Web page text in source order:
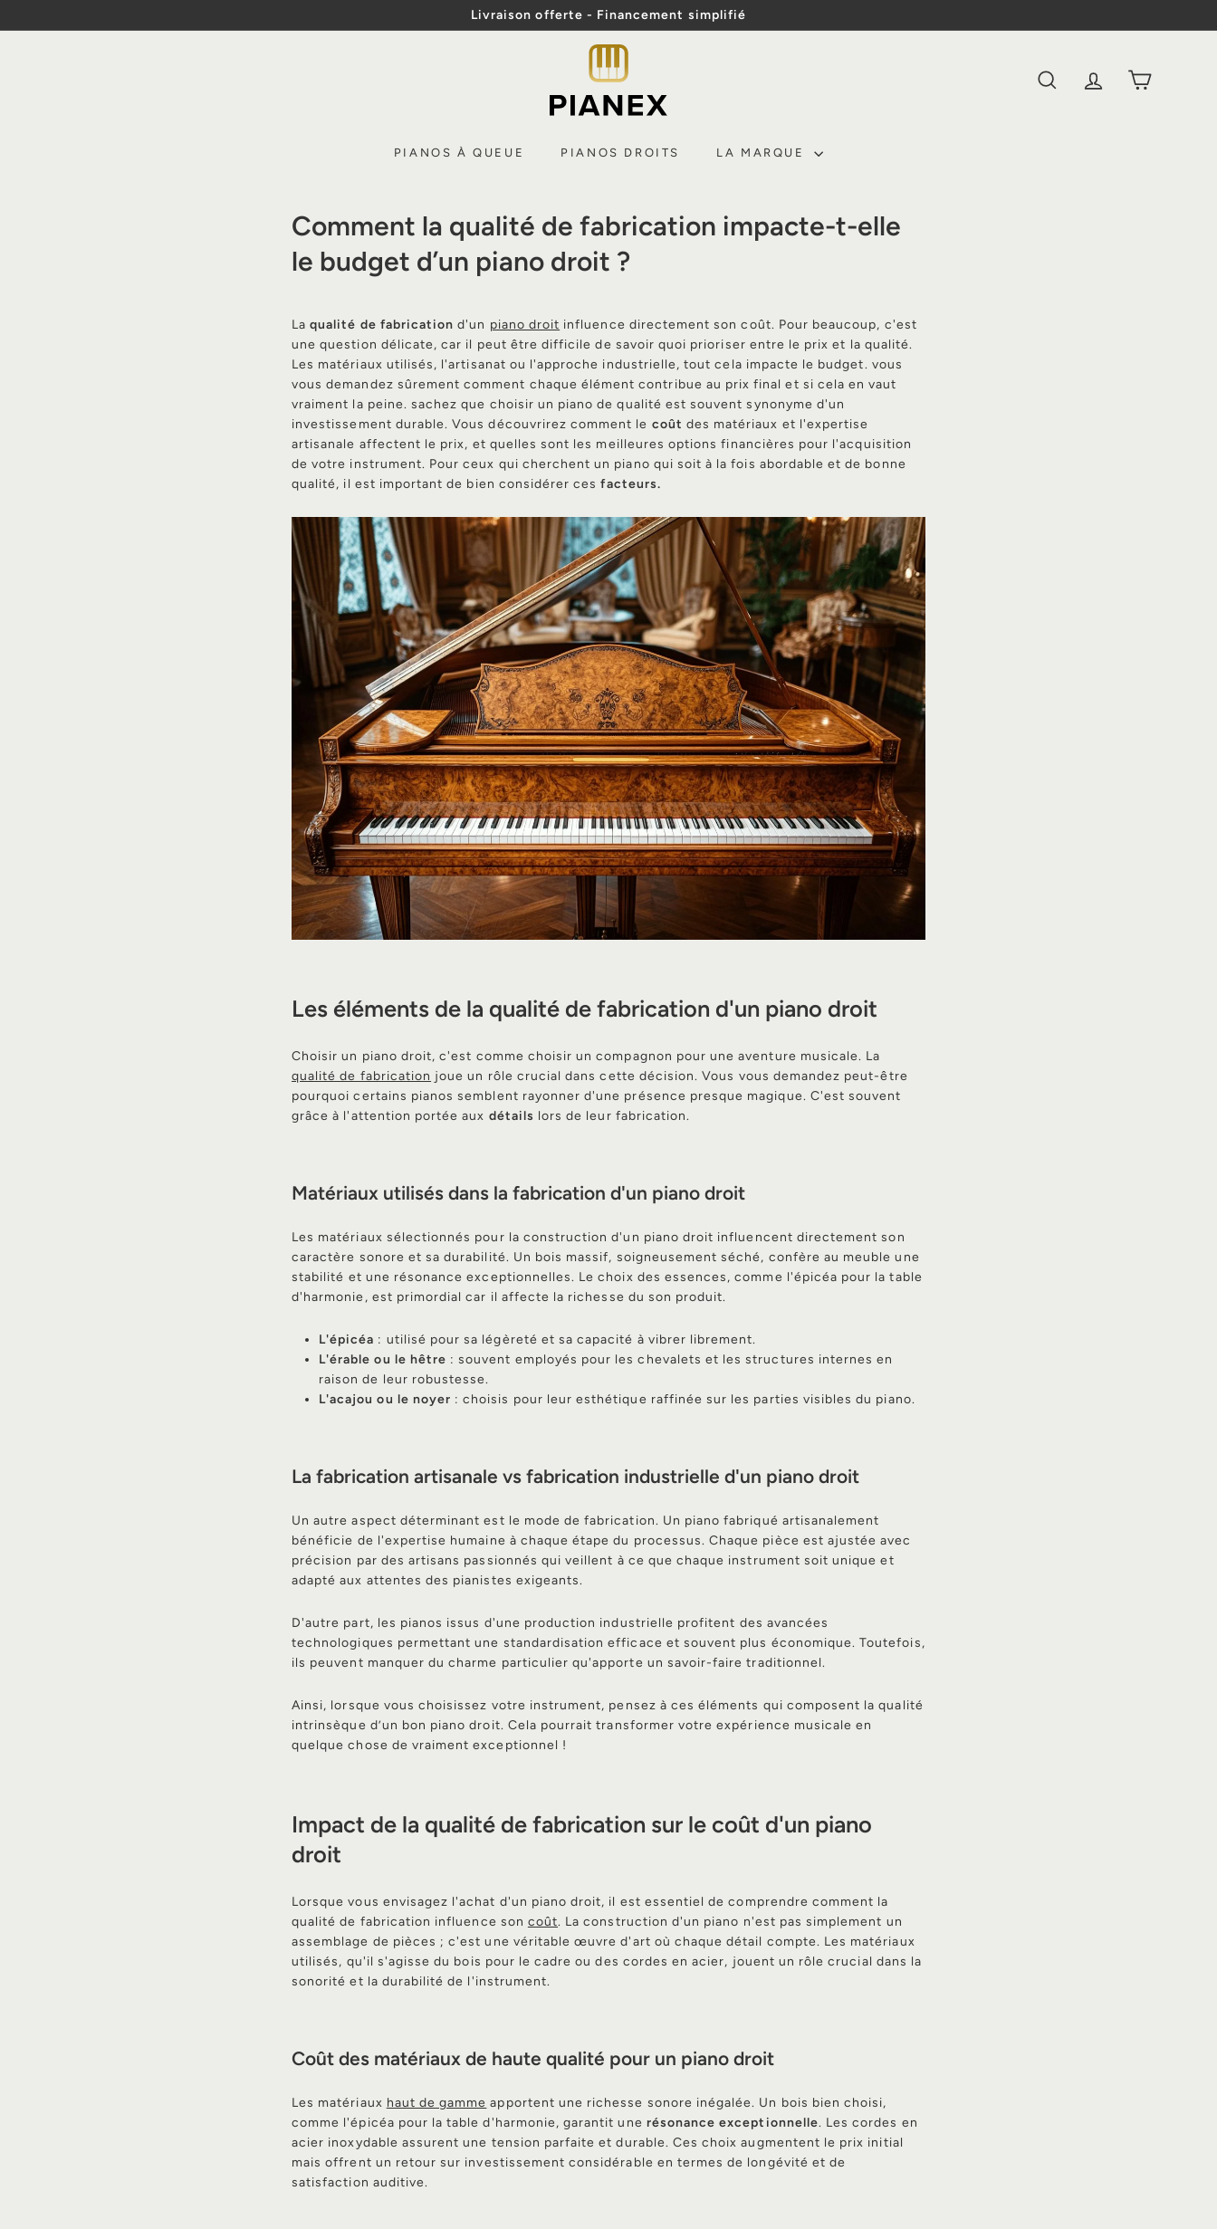
au
Diaporama
Pause
Livraison offerte - Financement simplifié
i
a
n
RECHERCHER
COMPTEPANIER
PIANOS À QUEUE PIANOS DROITS LA MARQUE
Comment la qualité de fabrication impacte-t-elle
le budget d’un piano droit ?
Laqualité de fabrication d'un piano droit influence directement son coût. Pour beaucoup, c'est
une question délicate, car il peut être difficile de savoir quoi prioriser entre le prix et la qualité.
Les matériaux utilisés, l'artisanat ou l'approche industrielle, tout cela impacte le budget. vous
vous demandez sûrement comment chaque élément contribue au prix final et si cela en vaut
vraiment la peine. sachez que choisir un piano de qualité est souvent synonyme d'un
investissement durable. Vous découvrirez comment le coût des matériaux et l'expertise
artisanale affectent le prix, et quelles sont les meilleures options financières pour l'acquisition
de votre instrument. Pour ceux qui cherchent un piano qui soit à la fois abordable et de bonne
qualité, il est important de bien considérer cesfacteurs.
Les éléments de la qualité de fabrication d'un piano droit
Choisir un piano droit, c'est comme choisir un compagnon pour une aventure musicale. La
qualité de fabrication joue un rôle crucial dans cette décision. Vous vous demandez peut-être
pourquoi certains pianos semblent rayonner d'une présence presque magique. C'est souvent
grâce à l'attention portée aux détails lors de leur fabrication.
Matériaux utilisés dans la fabrication d'un piano droit
Les matériaux sélectionnés pour la construction d'un piano droit influencent directement son
caractère sonore et sa durabilité. Un bois massif, soigneusement séché, confère au meuble une
stabilité et une résonance exceptionnelles. Le choix des essences, comme l'épicéa pour la table
d'harmonie, est primordial car il affecte la richesse du son produit.
L'épicéa : utilisé pour sa légèreté et sa capacité à vibrer librement.
L'érable ou le hêtre : souvent employés pour les chevalets et les structures internes en
raison de leur robustesse.
L'acajou ou le noyer : choisis pour leur esthétique raffinée sur les parties visibles du piano.
La fabrication artisanale vs fabrication industrielle d'un piano droit
Un autre aspect déterminant est le mode de fabrication. Un piano fabriqué artisanalement
bénéficie de l'expertise humaine à chaque étape du processus. Chaque pièce est ajustée avec
précision par des artisans passionnés qui veillent à ce que chaque instrument soit unique et
adapté aux attentes des pianistes exigeants.
D'autre part, les pianos issus d'une production industrielle profitent des avancées
technologiques permettant une standardisation efficace et souvent plus économique. Toutefois,
ils peuvent manquer du charme particulier qu'apporte un savoir-faire traditionnel.
Ainsi, lorsque vous choisissez votre instrument, pensez à ces éléments qui composent la qualité
intrinsèque d’un bon piano droit. Cela pourrait transformer votre expérience musicale en
quelque chose de vraiment exceptionnel !
Impact de la qualité de fabrication sur le coût d'un piano
droit
Lorsque vous envisagez l'achat d'un piano droit, il est essentiel de comprendre comment la
qualité de fabrication influence son coût. La construction d'un piano n'est pas simplement un
assemblage de pièces ; c'est une véritable œuvre d'art où chaque détail compte. Les matériaux
utilisés, qu'il s'agisse du bois pour le cadre ou des cordes en acier, jouent un rôle crucial dans la
sonorité et la durabilité de l'instrument.
Coût des matériaux de haute qualité pour un piano droit
Les matériaux haut de gamme apportent une richesse sonore inégalée. Un bois bien choisi,
comme l'épicéa pour la table d'harmonie, garantit une résonance exceptionnelle. Les cordes en
acier inoxydable assurent une tension parfaite et durable. Ces choix augmentent le prix initial
mais offrent un retour sur investissement considérable en termes de longévité et de
satisfaction auditive.